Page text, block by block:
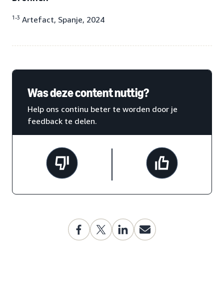
1-3 Artefact, Spanje, 2024
Was deze content nuttig?
Help ons continu beter te worden door je
feedback te delen.